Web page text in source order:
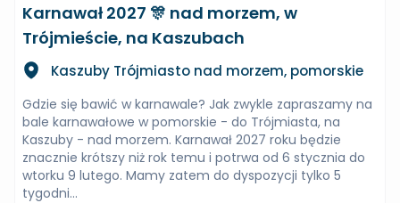
Karnawał 2027 🎊 nad morzem, w
Trójmieście, na Kaszubach
Kaszuby Trójmiasto nad morzem, pomorskie
Gdzie się bawić w karnawale? Jak zwykle zapraszamy na
bale karnawałowe w pomorskie - do Trójmiasta, na
Kaszuby - nad morzem. Karnawał 2027 roku będzie
znacznie krótszy niż rok temu i potrwa od 6 stycznia do
wtorku 9 lutego. Mamy zatem do dyspozycji tylko 5
tygodni...